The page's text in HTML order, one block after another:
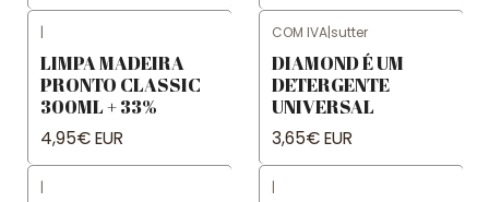
|
LIMPA MADEIRA
PRONTO CLASSIC
300ML + 33%
4,95€ EUR
COM IVA|sutter
DIAMOND É UM
DETERGENTE
UNIVERSAL
3,65€ EUR
| |